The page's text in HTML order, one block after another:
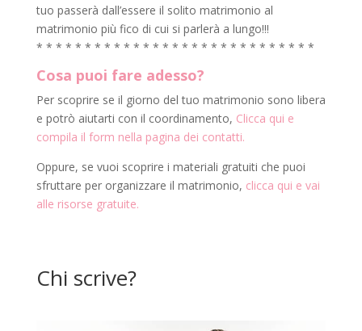
tuo passerà dall’essere il solito matrimonio al
matrimonio più fico di cui si parlerà a lungo!!!
* * * * * * * * * * * * * * * * * * * * * * * * * * * * *
Cosa puoi fare adesso?
Per scoprire se il giorno del tuo matrimonio sono libera
e potrò aiutarti con il coordinamento, Clicca qui e
compila il form nella pagina dei contatti.
Oppure, se vuoi scoprire i materiali gratuiti che puoi
sfruttare per organizzare il matrimonio, clicca qui e vai
alle risorse gratuite.
Chi scrive?